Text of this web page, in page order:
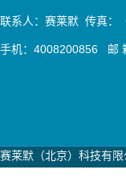
联系人：赛莱默 传真：
手机：4008200856 邮
赛莱默（北京）科技有限